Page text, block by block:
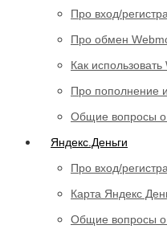
Про вход/
Про обмен
Как
Про пополнение
Общие вопросы о
Яндекс.Деньги
Про вход/
Карта Яндекс
Общие вопросы о